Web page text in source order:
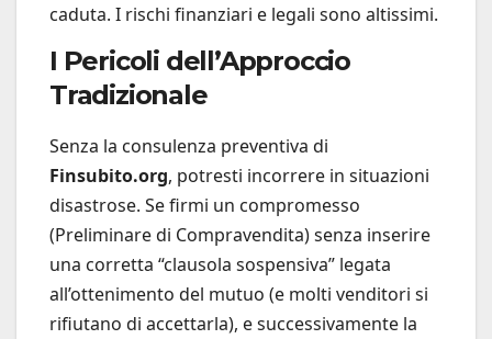
caduta. I rischi finanziari e legali sono altissimi.
I Pericoli dell’Approccio
Tradizionale
Senza la consulenza preventiva di
Finsubito.org, potresti incorrere in situazioni
disastrose. Se firmi un compromesso
(Preliminare di Compravendita) senza inserire
una corretta “clausola sospensiva” legata
all’ottenimento del mutuo (e molti venditori si
rifiutano di accettarla), e successivamente la